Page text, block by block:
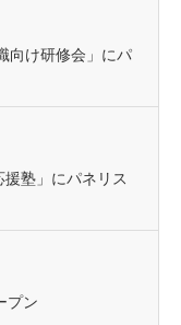
向け研修会」にパ
塾」にパネリス
プン